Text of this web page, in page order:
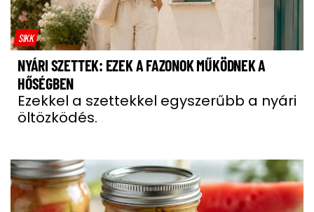
SIKK
NYÁRI SZETTEK: EZEK A FAZONOK MŰKÖDNEK A
HŐSÉGBEN
Ezekkel a szettekkel egyszerűbb a nyári
öltözködés.